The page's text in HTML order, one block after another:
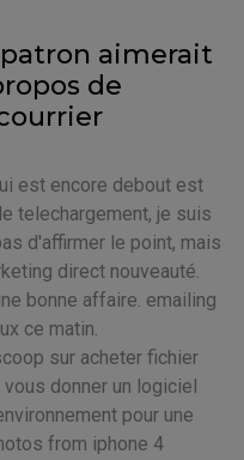
patron aimerait
de
est encore debout est
telechargement, je suis
d'affirmer le point, mais
direct nouveauté.
bonne affaire. emailing
ce matin.
sur acheter fichier
donner un logiciel
pour une
from iphone 4